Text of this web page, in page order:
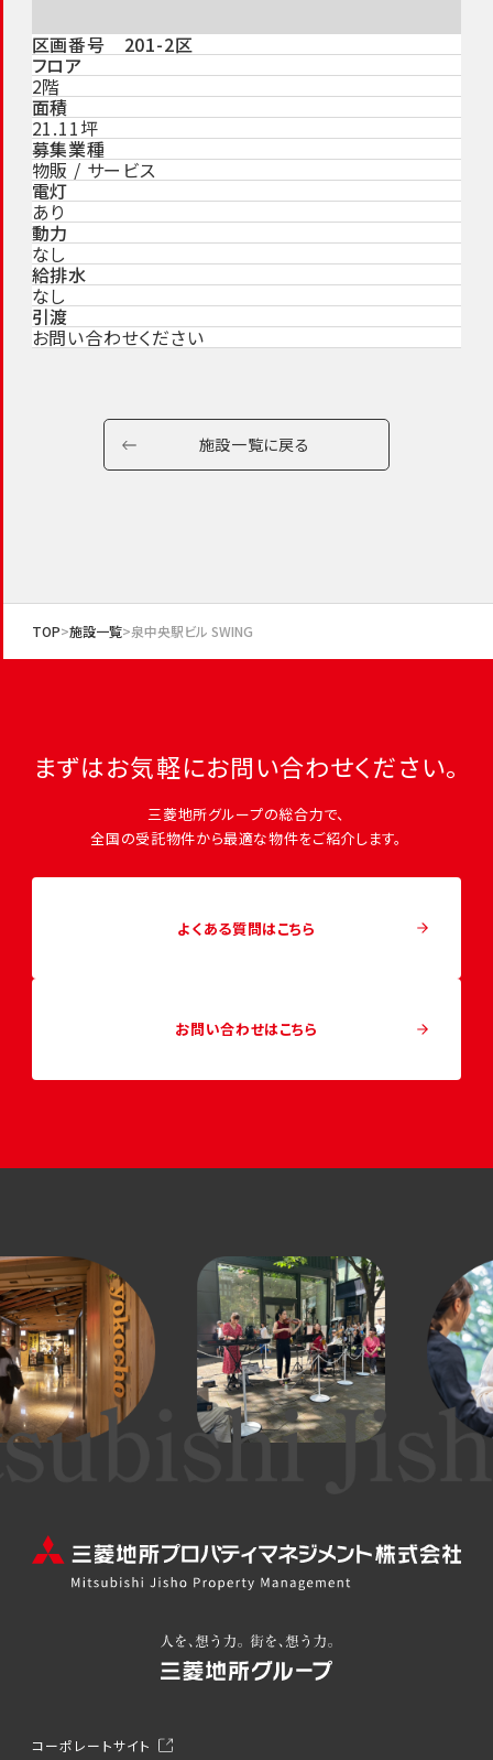
区画番号 201-2区
フロア
2階
面積
21.11坪
募集業種
物販 / サービス
電灯
あり
動力
なし
給排水
なし
引渡
お問い合わせください
施設一覧に戻る
TOP 施設一覧 泉中央駅ビル SWING
まずはお気軽にお問い合わせください。
三菱地所グループの総合力で、
全国の受託物件から最適な物件をご紹介します。
よくある質問はこちら
お問い合わせはこちら
コーポレートサイト